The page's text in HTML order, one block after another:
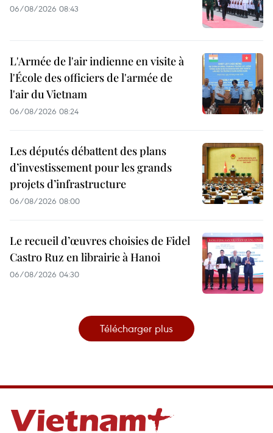
06/08/2026 08:43
L'Armée de l'air indienne en visite à
l'École des officiers de l'armée de
l'air du Vietnam
06/08/2026 08:24
Les députés débattent des plans
d’investissement pour les grands
projets d’infrastructure
06/08/2026 08:00
Le recueil d’œuvres choisies de Fidel
Castro Ruz en librairie à Hanoi
06/08/2026 04:30
Télécharger plus